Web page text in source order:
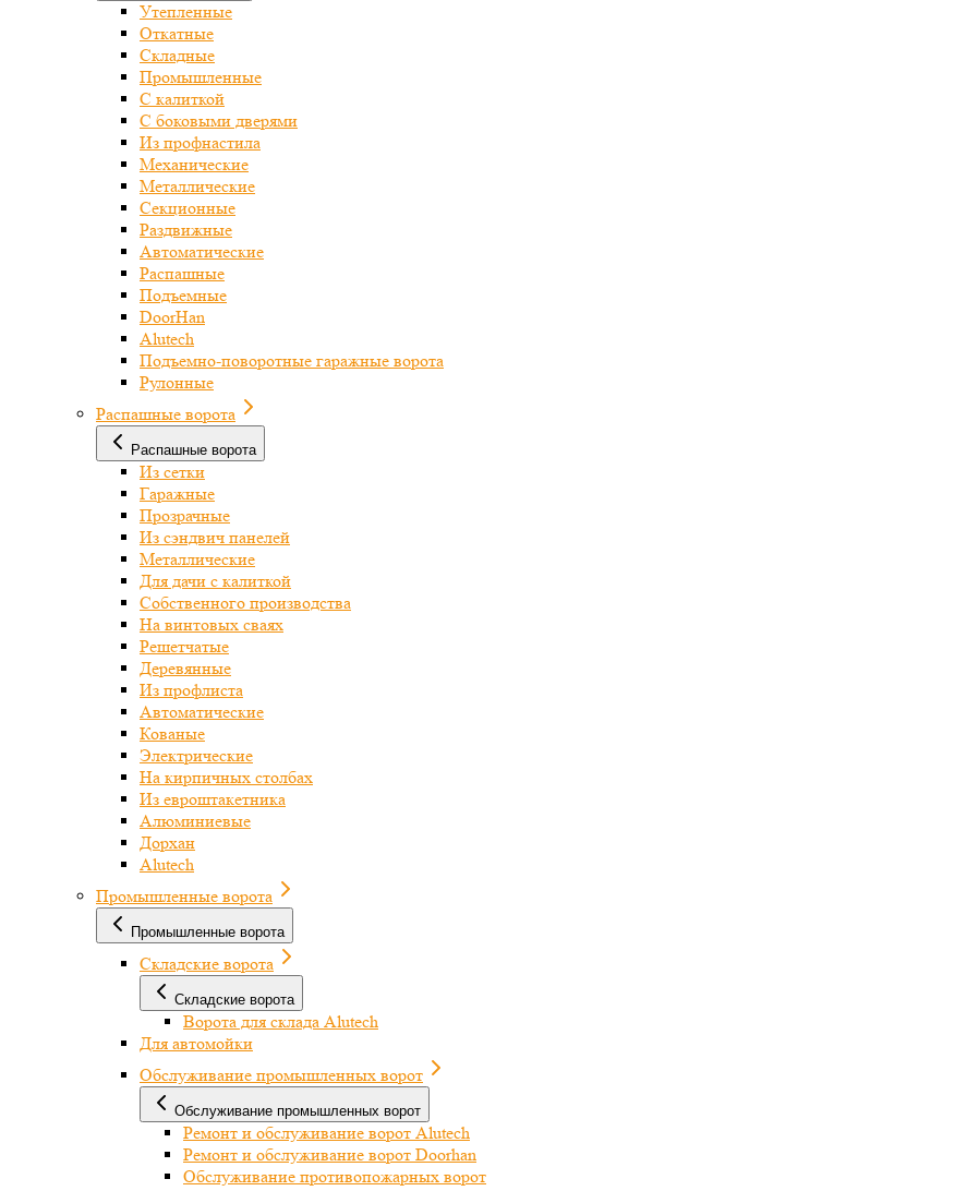
Утепленные
Откатные
Складные
Промышленные
С калиткой
С боковыми дверями
Из профнастила
Механические
Металлические
Секционные
Раздвижные
Автоматические
Распашные
Подъемные
DoorHan
Alutech
Подъемно-поворотные гаражные ворота
Рулонные
Распашные ворота
Распашные ворота
Из сетки
Гаражные
Прозрачные
Из сэндвич панелей
Металлические
Для дачи с калиткой
Собственного производства
На винтовых сваях
Решетчатые
Деревянные
Из профлиста
Автоматические
Кованые
Электрические
На кирпичных столбах
Из евроштакетника
Алюминиевые
Дорхан
Alutech
Промышленные ворота
Промышленные ворота
Складские ворота
Складские ворота
Ворота для склада Alutech
Для автомойки
Обслуживание промышленных ворот
Обслуживание промышленных ворот
Ремонт и обслуживание ворот Alutech
Ремонт и обслуживание ворот Doorhan
Обслуживание противопожарных ворот